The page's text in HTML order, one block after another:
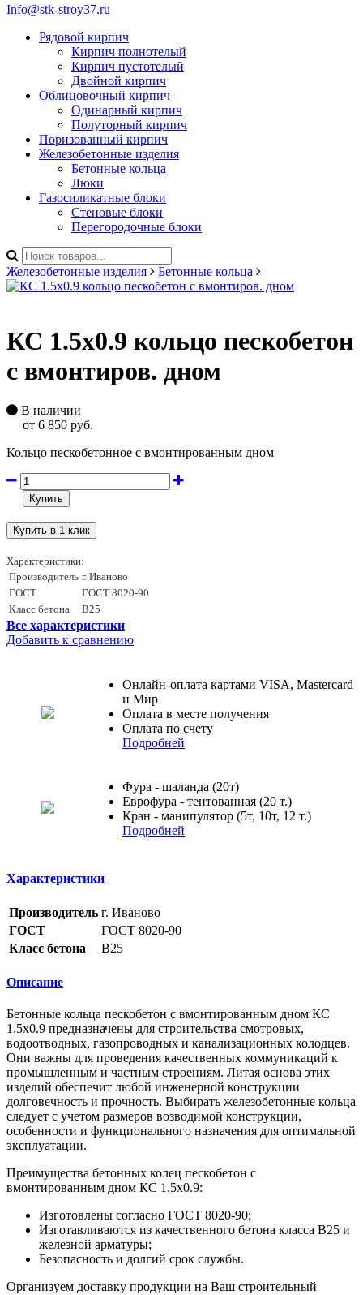
Info@stk-stroy37.ru
Рядовой кирпич
Кирпич полнотелый
Кирпич пустотелый
Двойной кирпич
Облицовочный кирпич
Одинарный кирпич
Полуторный кирпич
Поризованный кирпич
Железобетонные изделия
Бетонные кольца
Люки
Газосиликатные блоки
Стеновые блоки
Перегородочные блоки
Железобетонные изделия Бетонные кольца
КС 1.5х0.9 кольцо пескобетон
с вмонтиров. дном
В наличии
от 6 850 руб.
Кольцо пескобетонное с вмонтированным дном
Купить
Характеристики:
Производитель г. Иваново
ГОСТ
ГОСТ 8020-90
Класс бетона
B25
Все характеристики
Добавить к сравнению
Онлайн-оплата картами VISA, Mastercard
и Мир
Оплата в месте получения
Оплата по счету
Подробней
Фура - шаланда (20т)
Еврофура - тентованная (20 т.)
Кран - манипулятор (5т, 10т, 12 т.)
Подробней
Характеристики
Производитель г. Иваново
ГОСТ
ГОСТ 8020-90
Класс бетона
B25
Описание
Бетонные кольца пескобетон с вмонтированным дном КС
1.5х0.9 предназначены для строительства смотровых,
водоотводных, газопроводных и канализационных колодцев.
Они важны для проведения качественных коммуникаций к
промышленным и частным строениям. Литая основа этих
изделий обеспечит любой инженерной конструкции
долговечность и прочность. Выбирать железобетонные кольца
следует с учетом размеров возводимой конструкции,
особенности и функционального назначения для оптимальной
эксплуатации.
Преимущества бетонных колец пескобетон с
вмонтированным дном КС 1.5х0.9:
Изготовлены согласно ГОСТ 8020-90;
Изготавливаются из качественного бетона класса B25 и
железной арматуры;
Безопасность и долгий срок службы.
Организуем доставку продукции на Ваш строительный